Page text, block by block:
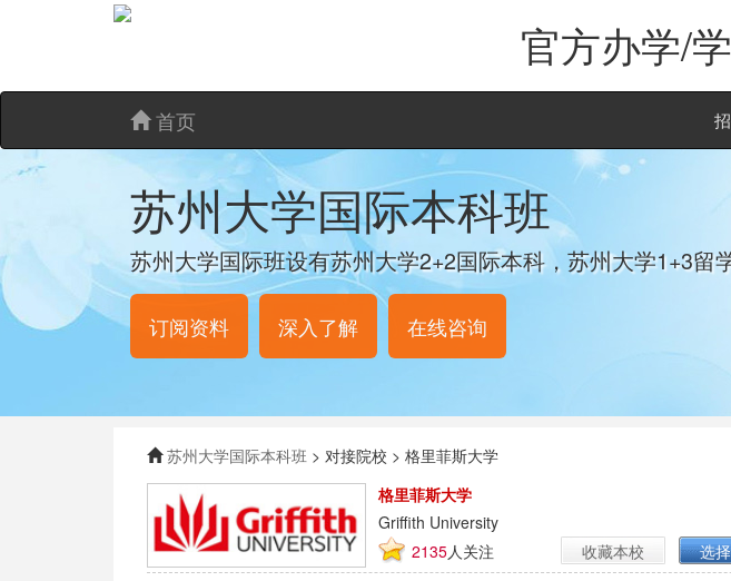
官方办学/
首页
苏州大学国际本科班
苏州大学国际班设有苏州大学2+2国际本科，苏州大学1+3留
订阅资料 深入了解 在线咨询
苏州大学国际本科班 > 对接院校 > 格里菲斯大学
格里菲斯大学
Griffith University
2135人关注 收藏本校
选